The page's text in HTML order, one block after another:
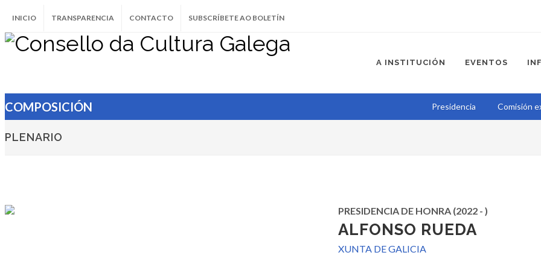
INICIO TRANSPARENCIA CONTACTO SUBSCRÍBETE AO BOLETÍN
A INSTITUCIÓN EVENTOS
COMPOSICIÓN Presidencia Comisión
PLENARIO
PRESIDENCIA DE HONRA (2022 - )
ALFONSO RUEDA
XUNTA DE GALICIA